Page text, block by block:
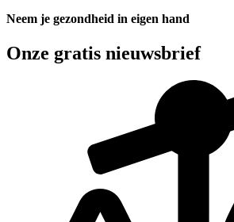
Neem je gezondheid in eigen hand
Onze gratis nieuwsbrief